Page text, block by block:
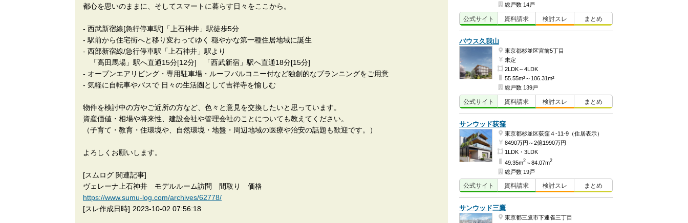
都心を思いのままに、そしてスマートに暮らす日々をここから。
- 西武新宿線[急行停車駅]「上石神井」駅徒歩5分
- 駅前から住宅街へと移り変わってゆく 穏やかな第一種住居地域に誕生
- 西部新宿線/急行停車駅「上石神井」駅より
「高田馬場」駅へ直通15分[12分] 「西武新宿」駅へ直通18分[15分]
- オープンエアリビング・専用駐車場・ルーフバルコニー付など独創的なプランニングをご用意
- 気軽に自転車やバスで 日々の生活圏として吉祥寺を愉しむ
物件を検討中の方やご近所の方など、色々と意見を交換したいと思っています。
資産価値・相場や将来性、建設会社や管理会社のことについても教えてください。
（子育て・教育・住環境や、自然環境・地盤・周辺地域の医療や治安の話題も歓迎です。）
よろしくお願いします。
[スムログ 関連記事]
ヴェレーナ上石神井 モデルルーム訪問 間取り 価格
https://www.sumu-log.com/archives/62778/
[スレ作成日時] 2023-10-02 07:56:18
総戸数 14戸
公式サイト 資料請求 検討スレ まとめ
バウス久我山
東京都杉並区宮前5丁目
未定
2LDK～4LDK
55.55m²～106.31m²
総戸数 139戸
公式サイト 資料請求 検討スレ まとめ
サンウッド荻窪
東京都杉並区荻窪４-11-9（住居表示）
8490万円～2億1990万円
1LDK・3LDK
49.35m2 ～84.07m2
総戸数 19戸
公式サイト 資料請求 検討スレ まとめ
サンウッド三鷹
東京都三鷹市下連雀三丁目